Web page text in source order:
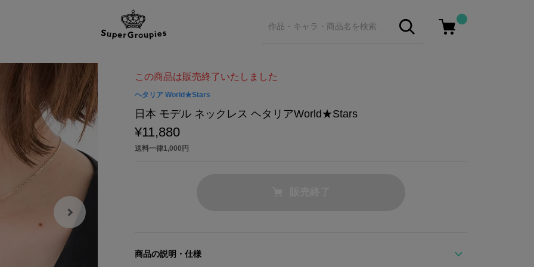
この商品は販売終了いたしました
ヘタリア World★Stars
日本 モデル ネックレス ヘタリアWorld★Stars
¥11,880
送料一律1,000円
商品の説明・仕様